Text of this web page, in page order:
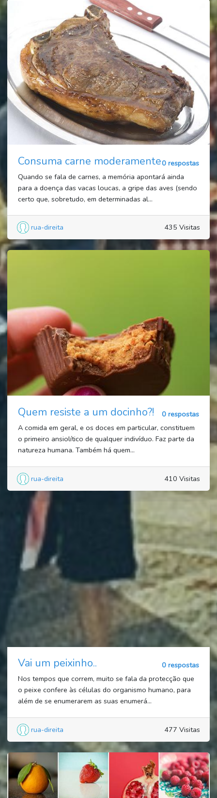
Consuma carne moderamente0 respostas
Quando se fala de carnes, a memória apontará ainda
para a doença das vacas loucas, a gripe das aves (sendo
certo que, sobretudo, em determinadas al...
rua-direita 435 Visitas
Quem resiste a um docinho?!
0 respostas
A comida em geral, e os doces em particular, constituem
o primeiro ansiolítico de qualquer indivíduo. Faz parte da
natureza humana. Também há quem...
rua-direita 410 Visitas
Vai um peixinho..
0 respostas
Nos tempos que correm, muito se fala da protecção que
o peixe confere às células do organismo humano, para
além de se enumerarem as suas enumerá...
rua-direita 477 Visitas